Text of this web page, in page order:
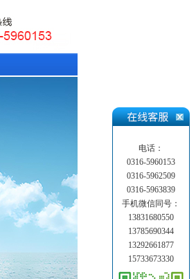
电话：
0316-5960153
0316-5962509
0316-5963839
手机微信同号：
13831680550
13785690344
13292661877
15733673330